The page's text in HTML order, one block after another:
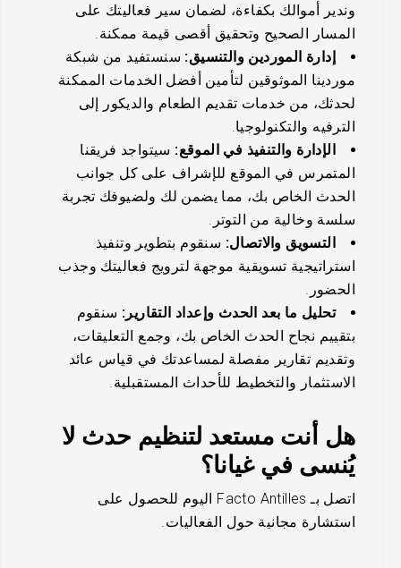
وندير أموالك بكفاءة، لضمان سير فعاليتك على
المسار الصحيح وتحقيق أقصى قيمة ممكنة.
إدارة الموردين والتنسيق: سنستفيد من شبكة
موردينا الموثوقين لتأمين أفضل الخدمات الممكنة
لحدثك، من خدمات تقديم الطعام والديكور إلى
الترفيه والتكنولوجيا.
الإدارة والتنفيذ في الموقع: سيتواجد فريقنا
المتمرس في الموقع للإشراف على كل جوانب
الحدث الخاص بك، مما يضمن لك ولضيوفك تجربة
سلسة وخالية من التوتر.
التسويق والاتصال: سنقوم بتطوير وتنفيذ
استراتيجية تسويقية موجهة لترويج فعاليتك وجذب
الحضور.
تحليل ما بعد الحدث وإعداد التقارير: سنقوم
بتقييم نجاح الحدث الخاص بك، وجمع التعليقات،
وتقديم تقارير مفصلة لمساعدتك في قياس عائد
الاستثمار والتخطيط للأحداث المستقبلية.
هل أنت مستعد لتنظيم حدث لا
يُنسى في غيانا؟
اتصل بـ Facto Antilles اليوم للحصول على
استشارة مجانية حول الفعاليات.